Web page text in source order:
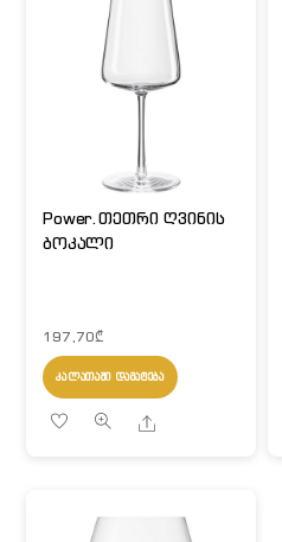
Power.თეთრი ღვინის
ბოკალი
197,70₾
ᲙᲐᲚᲐᲗᲐᲨᲘ ᲓᲐᲛᲐᲢᲔᲑᲐ
Share